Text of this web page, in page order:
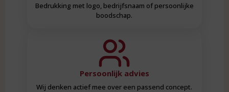
Bedrukking met logo, bedrijfsnaam of persoonlijke
boodschap.
Persoonlijk advies
Wij denken actief mee over een passend concept.